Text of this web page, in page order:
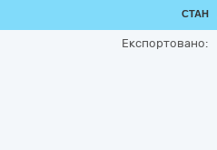
СТАН
Експортовано: